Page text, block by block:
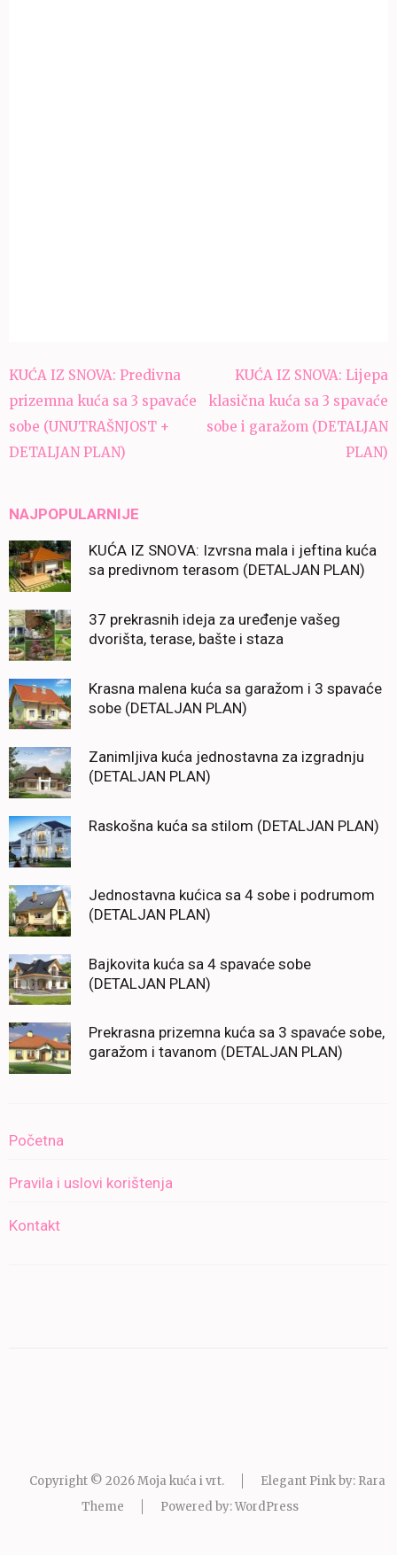
Navigacija
članaka
KUĆA IZ SNOVA: Predivna
prizemna kuća sa 3 spavaće
sobe (UNUTRAŠNJOST +
DETALJAN PLAN)
KUĆA IZ SNOVA: Lijepa
klasična kuća sa 3 spavaće
sobe i garažom (DETALJAN
PLAN)
NAJPOPULARNIJE
KUĆA IZ SNOVA: Izvrsna mala i jeftina kuća
sa predivnom terasom (DETALJAN PLAN)
37 prekrasnih ideja za uređenje vašeg
dvorišta, terase, bašte i staza
Krasna malena kuća sa garažom i 3 spavaće
sobe (DETALJAN PLAN)
Zanimljiva kuća jednostavna za izgradnju
(DETALJAN PLAN)
Raskošna kuća sa stilom (DETALJAN PLAN)
Jednostavna kućica sa 4 sobe i podrumom
(DETALJAN PLAN)
Bajkovita kuća sa 4 spavaće sobe
(DETALJAN PLAN)
Prekrasna prizemna kuća sa 3 spavaće sobe,
garažom i tavanom (DETALJAN PLAN)
Početna
Pravila i uslovi korištenja
Kontakt
Copyright © 2026Moja kuća i vrt.
Elegant Pink by: Rara
Theme
Powered by:WordPress